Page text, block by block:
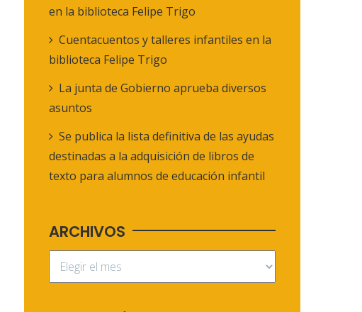
en la biblioteca Felipe Trigo
Cuentacuentos y talleres infantiles en la
biblioteca Felipe Trigo
La junta de Gobierno aprueba diversos
asuntos
Se publica la lista definitiva de las ayudas
destinadas a la adquisición de libros de
texto para alumnos de educación infantil
ARCHIVOS